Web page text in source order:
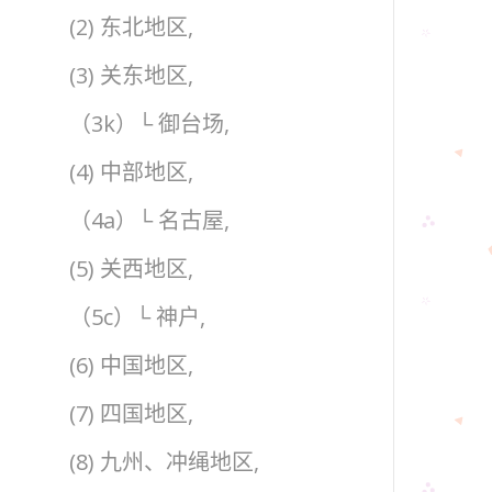
(2) 东北地区,
(3) 关东地区,
（3k）└ 御台场,
(4) 中部地区,
（4a）└ 名古屋,
(5) 关西地区,
（5c）└ 神户,
(6) 中国地区,
(7) 四国地区,
(8) 九州、冲绳地区,